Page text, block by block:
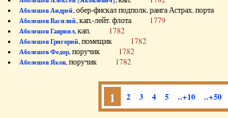
Аболешев Андрей, обер-фискал подполк. ранга Астрах. порта
Аболешев Василий, кап.-лейт. флота 1779
Аболешев Гавриил, кап. 1782
Аболешев Григорий, помещик 1782
Аболешев Федор, поручик 1782
Аболешев Яков, поручик 1782
1 2 3 4 5 ..+10 ..+50